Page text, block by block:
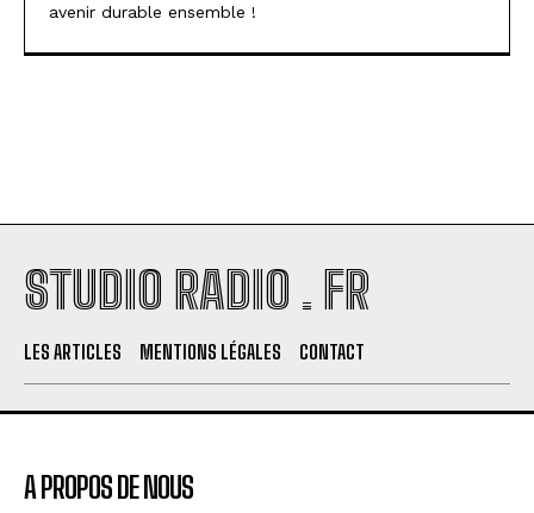
avenir durable ensemble !
STUDIO RADIO . FR
LES ARTICLES MENTIONS LÉGALES CONTACT
A PROPOS DE NOUS